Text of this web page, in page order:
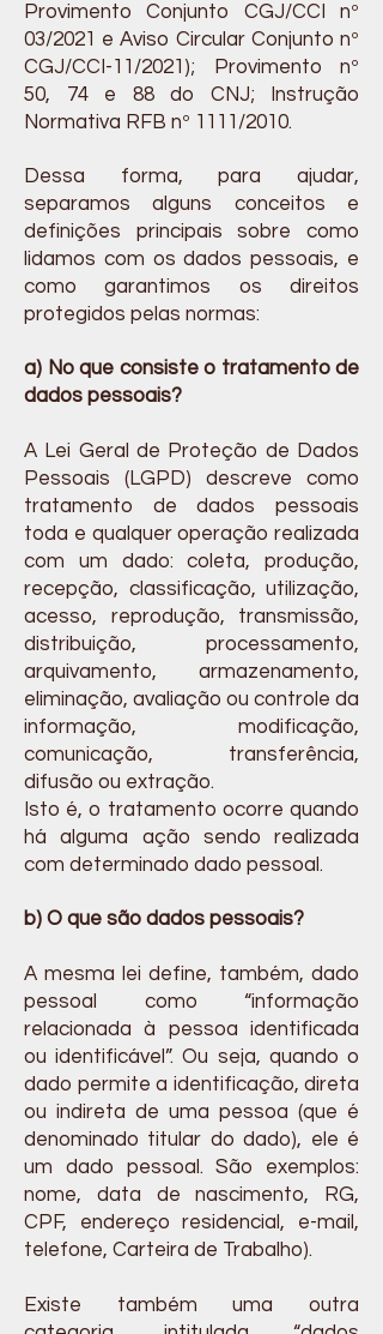
Provimento Conjunto CGJ/CCI nº
03/2021 e Aviso Circular Conjunto nº
CGJ/CCI-11/2021); Provimento nº
50, 74 e 88 do CNJ; Instrução
Normativa RFB nº 1111/2010.
Dessa forma, para ajudar,
separamos alguns conceitos e
definições principais sobre como
lidamos com os dados pessoais, e
como garantimos os direitos
protegidos pelas normas:
a) No que consiste o tratamento de
dados pessoais?
A Lei Geral de Proteção de Dados
Pessoais (LGPD) descreve como
tratamento de dados pessoais
toda e qualquer operação realizada
com um dado: coleta, produção,
recepção, classificação, utilização,
acesso, reprodução, transmissão,
distribuição, processamento,
arquivamento, armazenamento,
eliminação, avaliação ou controle da
informação, modificação,
comunicação, transferência,
difusão ou extração.
Isto é, o tratamento ocorre quando
há alguma ação sendo realizada
com determinado dado pessoal.
b) O que são dados pessoais?
A mesma lei define, também, dado
pessoal como “informação
relacionada à pessoa identificada
ou identificável”. Ou seja, quando o
dado permite a identificação, direta
ou indireta de uma pessoa (que é
denominado titular do dado), ele é
um dado pessoal. São exemplos:
nome, data de nascimento, RG,
CPF, endereço residencial, e-mail,
telefone, Carteira de Trabalho).
Existe também uma outra